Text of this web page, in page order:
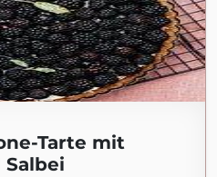
Tarte mit